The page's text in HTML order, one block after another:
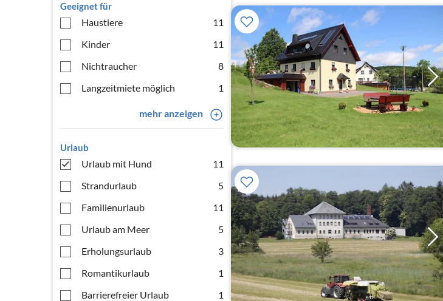
Geeignet für
Haustiere
11
Kinder
11
Nichtraucher
8
Langzeitmiete möglich
1
mehr anzeigen
Urlaub
Urlaub mit Hund
11
Strandurlaub
5
Familienurlaub
11
Urlaub am Meer
5
Erholungsurlaub
3
Romantikurlaub
1
Barrierefreier Urlaub
1